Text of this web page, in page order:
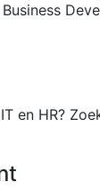
en HR?